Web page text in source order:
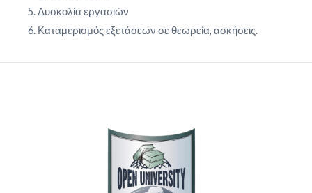
Δυσκολία εργασιών
Καταμερισμός εξετάσεων σε θεωρεία, ασκήσεις.